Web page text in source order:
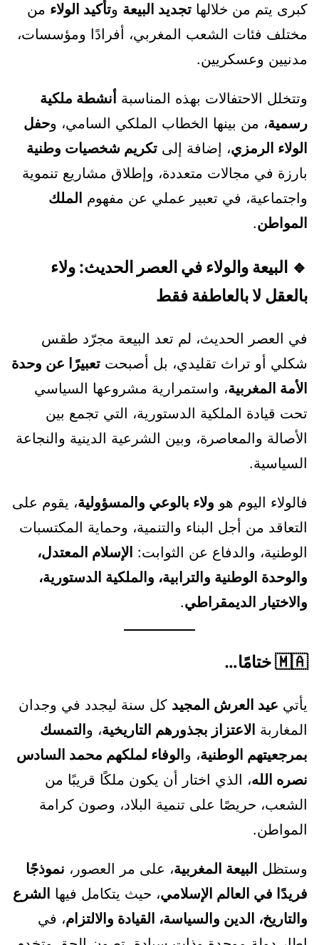
كبرى يتم من خلالها تجديد البيعة وتأكيد الولاء من
مختلف فئات الشعب المغربي، أفرادًا ومؤسسات،
مدنيين وعسكريين.
وتتخلل الاحتفالات بهذه المناسبة أنشطة ملكية
رسمية، من بينها الخطاب الملكي السامي، وحفل
الولاء الرمزي، إضافة إلى تكريم شخصيات وطنية
بارزة في مجالات متعددة، وإطلاق مشاريع تنموية
واجتماعية، في تعبير عملي عن مفهوم الملك
المواطن.
🔹 البيعة والولاء في العصر الحديث: ولاء
بالعقل لا بالعاطفة فقط
في العصر الحديث، لم تعد البيعة مجرّد طقس
شكلي أو تراث تقليدي، بل أصبحت تعبيرًا عن وحدة
الأمة المغربية، واستمرارية مشروعها السياسي
تحت قيادة الملكية الدستورية، التي تجمع بين
الأصالة والمعاصرة، وبين الشرعية الدينية والنجاعة
السياسية.
فالولاء اليوم هو ولاء بالوعي والمسؤولية، يقوم على
التعاقد من أجل البناء والتنمية، وحماية المكتسبات
الوطنية، والدفاع عن الثوابت: الإسلام المعتدل،
والوحدة الوطنية والترابية، والملكية الدستورية،
والاختيار الديمقراطي.
🇲🇦ختامًا…
يأتي عيد العرش المجيد كل سنة ليجدد في وجدان
المغاربة الاعتزاز بجذورهم التاريخية، و التمسك
بمرجعيتهم الوطنية، و الوفاء لملكهم محمد السادس
نصره الله، الذي اختار أن يكون ملكًا قريبًا من
الشعب، حريصًا على تنمية البلاد، وصون كرامة
المواطن.
وستظل البيعة المغربية، على مر العصور، نموذجًا
فريدًا في العالم الإسلامي، حيث يتكامل فيها الشرع
والتاريخ، الدين والسياسة، القيادة والالتزام، في